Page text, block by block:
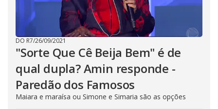
DO R7/26/09/2021
"Sorte Que Cê Beija Bem" é de
qual dupla? Amin responde -
Paredão dos Famosos
Maiara e maraísa ou Simone e Simaria são as opções